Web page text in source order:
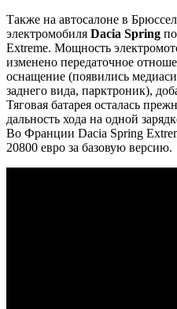
Также на автосалоне в
электромобиля Dacia Spring
Extreme. Мощность
изменено передаточное
оснащение (появились
заднего вида, парктроник),
Тяговая батарея осталась
дальность хода на одной
Во Франции Dacia Spring
20800 евро за базовую версию.